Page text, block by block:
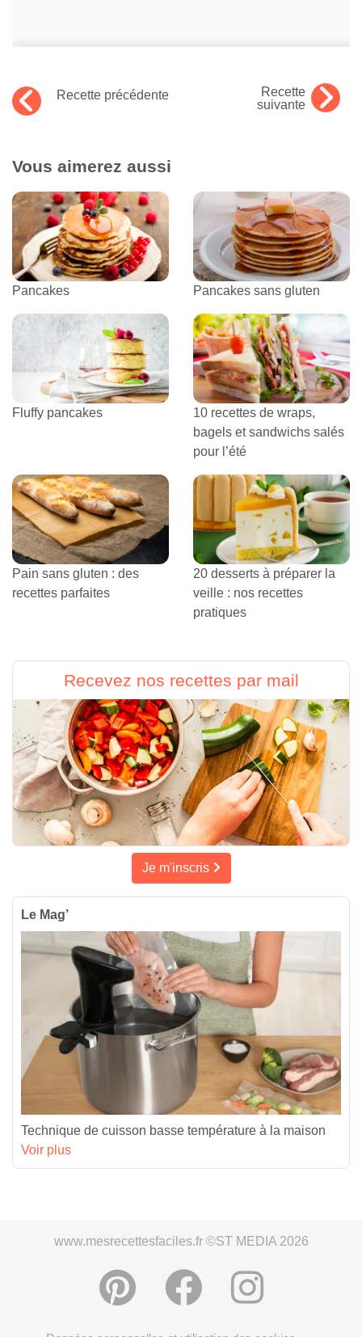
Recette précédente
Recette
suivante
Vous aimerez aussi
Pancakes Pancakes sans gluten
Fluffy pancakes
10 recettes de wraps,
bagels et sandwichs salés
pour l’été
Pain sans gluten : des
recettes parfaites
20 desserts à préparer la
veille : nos recettes
pratiques
Recevez nos recettes par mail
Je m'inscris
Le Mag’
Technique de cuisson basse température à la maison
Voir plus
www.mesrecettesfaciles.fr ©ST MEDIA 2026